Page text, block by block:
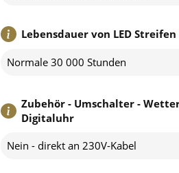
Lebensdauer von LED Streifen
Normale 30 000 Stunden
Zubehör - Umschalter -
Digitaluhr
Nein - direkt an 230V-Kabel